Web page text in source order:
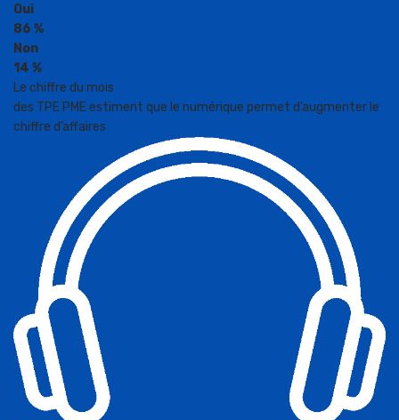
Oui
86 %
Non
14 %
Le chiffre du mois
des TPE PME estiment que le numérique permet d’augmenter le
chiffre d’affaires